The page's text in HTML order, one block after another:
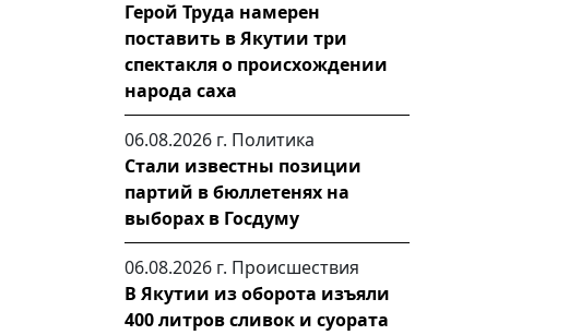
Герой Труда намерен
поставить в Якутии три
спектакля о происхождении
народа саха
06.08.2026 г. Политика
Стали известны позиции
партий в бюллетенях на
выборах в Госдуму
06.08.2026 г. Происшествия
В Якутии из оборота изъяли
400 литров сливок и суората